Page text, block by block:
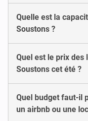
Quelle est la
Soustons ?
Quel est le prix des
Soustons cet été ?
Quel budget faut-il
un airbnb ou une